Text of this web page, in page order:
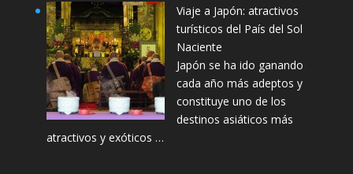
Viaje a Japón: atractivos
turísticos del País del Sol
Naciente
Japón se ha ido ganando
cada año más adeptos y
constituye uno de los
destinos asiáticos más
atractivos y exóticos …